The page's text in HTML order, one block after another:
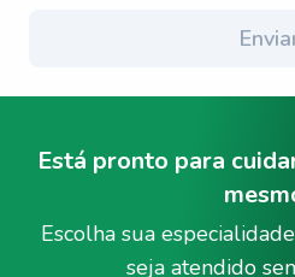
Está pronto para
Escolha sua
seja atendido